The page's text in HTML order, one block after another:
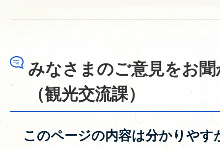
みなさまのご意見をお
（観光交流課）
このページの内容は分かりやす